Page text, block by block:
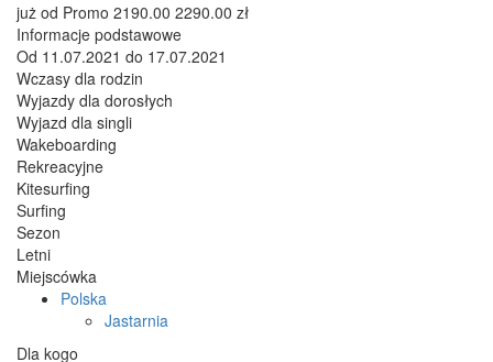
już od Promo 2190.00 2290.00 zł
Informacje podstawowe
Od 11.07.2021 do 17.07.2021
Wczasy dla rodzin
Wyjazdy dla dorosłych
Wyjazd dla singli
Wakeboarding
Rekreacyjne
Kitesurfing
Surfing
Sezon
Letni
Miejscówka
Polska
Jastarnia
Dla kogo